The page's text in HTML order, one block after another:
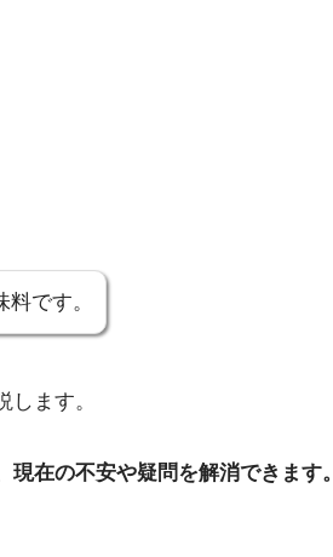
です。
ます。
在の不安や疑問を解消できます。